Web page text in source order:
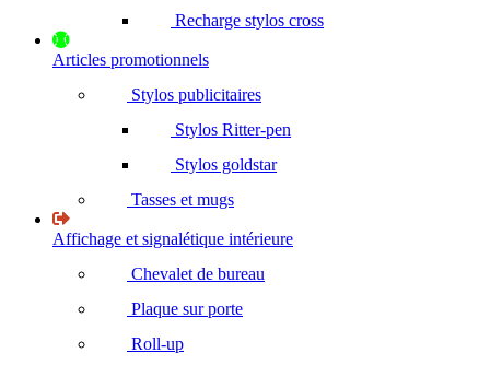
Recharge stylos cross
Articles promotionnels
Stylos publicitaires
Stylos Ritter-pen
Stylos goldstar
Tasses et mugs
Affichage et signalétique intérieure
Chevalet de bureau
Plaque sur porte
Roll-up